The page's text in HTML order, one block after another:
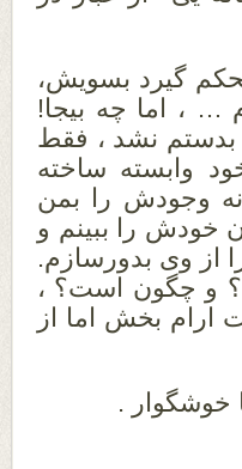
گیرد بسویش،
… ، اما چه بیجا!
بدستم نشد ، فقط
وابسته ساخته
وجودش را بمن
خودش را ببینم و
از وی بدورسازم.
و چگون است؟ ،
ارام بخش اما از
خوشگوار .